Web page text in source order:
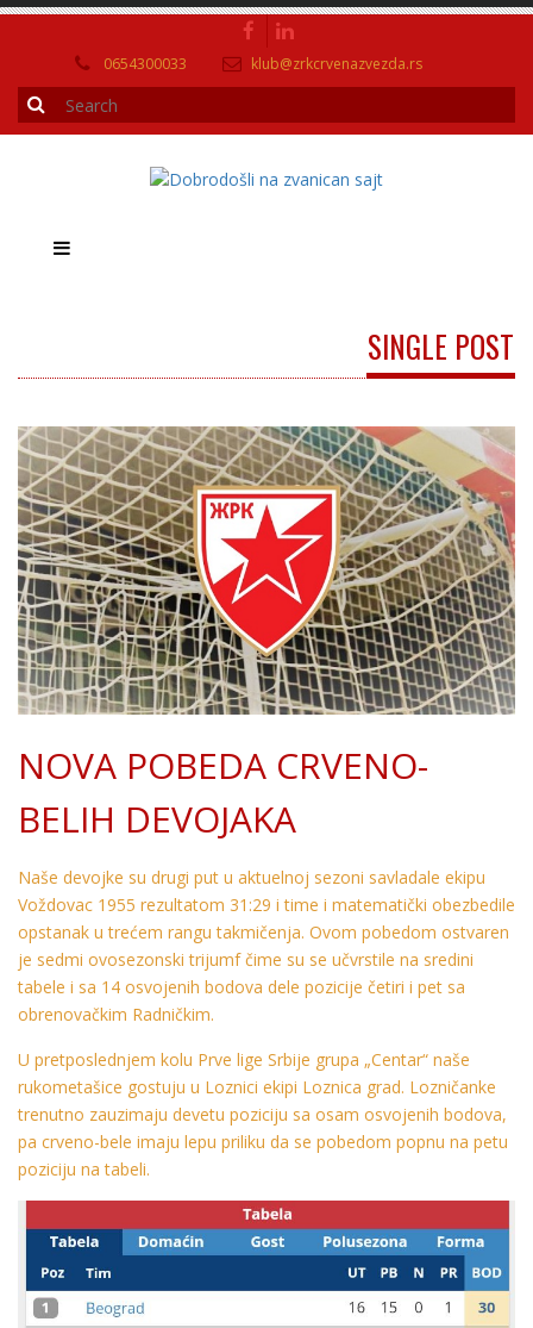
0654300033 klub@zrkcrvenazvezda.rs
SINGLE POST
NOVA POBEDA CRVENO-
BELIH DEVOJAKA
Naše devojke su drugi put u aktuelnoj sezoni savladale ekipu
Voždovac 1955 rezultatom 31:29 i time i matematički obezbedile
opstanak u trećem rangu takmičenja. Ovom pobedom ostvaren
je sedmi ovosezonski trijumf čime su se učvrstile na sredini
tabele i sa 14 osvojenih bodova dele pozicije četiri i pet sa
obrenovačkim Radničkim.
U pretposlednjem kolu Prve lige Srbije grupa „Centar“ naše
rukometašice gostuju u Loznici ekipi Loznica grad. Lozničanke
trenutno zauzimaju devetu poziciju sa osam osvojenih bodova,
pa crveno-bele imaju lepu priliku da se pobedom popnu na petu
poziciju na tabeli.